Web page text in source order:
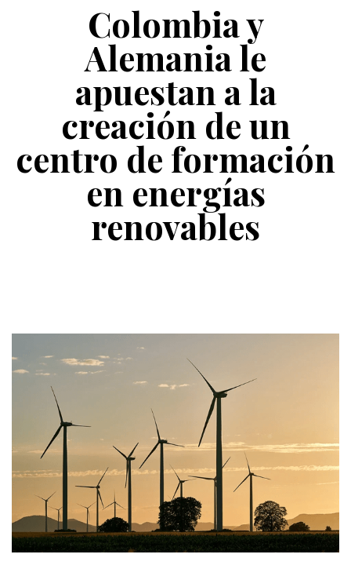
Colombia y
Alemania le
apuestan a la
creación de un
centro de formación
en energías
renovables